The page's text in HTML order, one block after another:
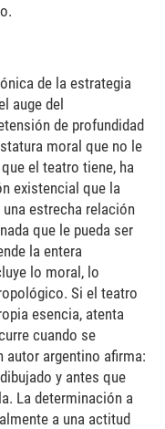
de la estrategia
auge del
de profundidad
moral que no le
el teatro tiene, ha
existencial que la
estrecha relación
que le pueda ser
la entera
lo moral, lo
Si el teatro
esencia, atenta
cuando se
autor argentino afirma:
y antes que
La determinación a
a una actitud